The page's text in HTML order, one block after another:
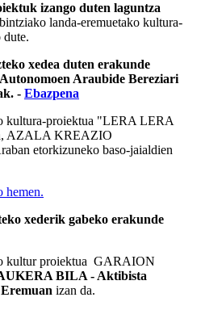
izango duten laguntza
landa-eremuetako kultura-
dute.
xedea duten erakunde
Araubide Bereziari
- Ebazpena
kultura-proiektua "LERA LERA
AZALA KREAZIO
etorkizuneko baso-jaialdien
hemen.
xederik gabeko erakunde
kultur proiektua GARAION
BILA - Aktibista
izan da.